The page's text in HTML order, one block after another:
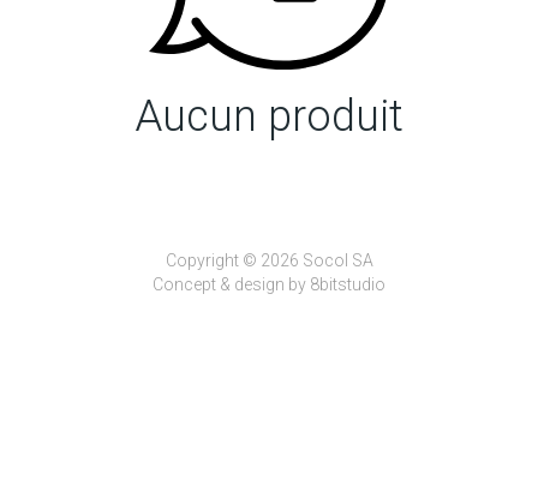
Aucun produit
Copyright © 2026 Socol SA
Concept & design by 8bitstudio